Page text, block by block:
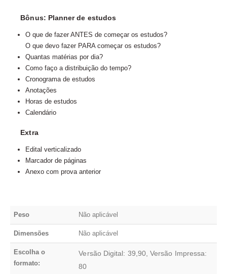
Bônus: Planner de estudos
O que de fazer ANTES de começar os estudos?
O que devo fazer PARA começar os estudos?
Quantas matérias por dia?
Como faço a distribuição do tempo?
Cronograma de estudos
Anotações
Horas de estudos
Calendário
Extra
Edital verticalizado
Marcador de páginas
Anexo com prova anterior
Peso Não aplicável
Dimensões Não aplicável
Escolha o
formato:
Versão Digital: 39,90, Versão Impressa:
80